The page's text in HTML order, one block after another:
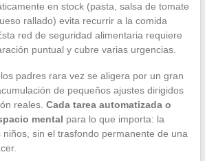
en stock (pasta, salsa de tomate
rallado) evita recurrir a la comida
red de seguridad alimentaria requiere
puntual y cubre varias urgencias.
padres rara vez se aligera por un gran
de pequeños ajustes dirigidos
reales. Cada tarea automatizada o
mental para lo que importa: la
niños, sin el trasfondo permanente de una